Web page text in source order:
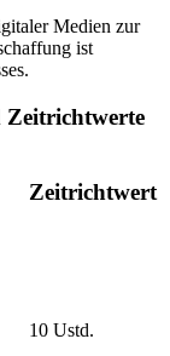
Medien zur
ist
Zeitrichtwerte
Zeitrichtwert
10 Ustd.